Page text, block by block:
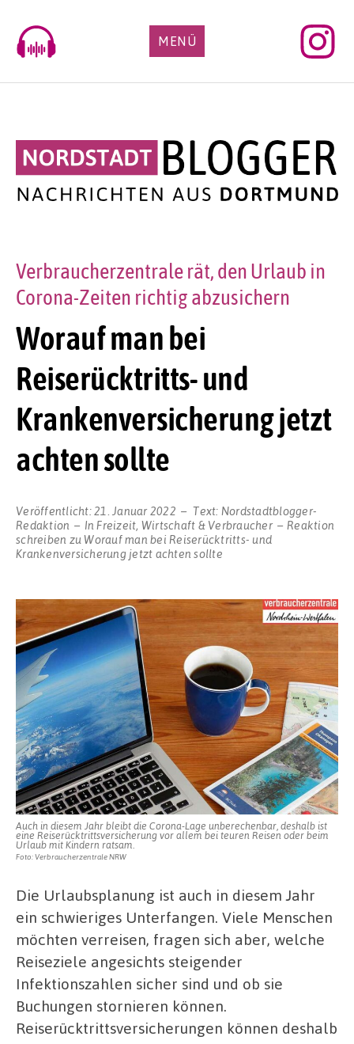
content
MENÜ
Worauf man bei
Reiserücktritts- und
Krankenversicherung jetzt
achten sollte
Verbraucherzentrale rät, den Urlaub in
Corona-Zeiten richtig abzusichern
Veröffentlicht:21. Januar 2022 Text: Nordstadtblogger-
Redaktion
InFreizeit, Wirtschaft & Verbraucher
Reaktion
schreiben zu Worauf man bei Reiserücktritts- und
Krankenversicherung jetzt achten sollte
Auch in diesem Jahr bleibt die Corona-Lage unberechenbar, deshalb ist
eine Reiserücktrittsversicherung vor allem bei teuren Reisen oder beim
Urlaub mit Kindern ratsam.
Foto: Verbraucherzentrale NRW
Die Urlaubsplanung ist auch in diesem Jahr
ein schwieriges Unterfangen. Viele Menschen
möchten verreisen, fragen sich aber, welche
Reiseziele angesichts steigender
Infektionszahlen sicher sind und ob sie
Buchungen stornieren können.
Reiserücktrittsversicherungen können deshalb